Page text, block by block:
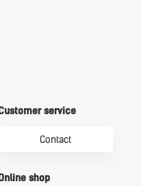
service
Contact
shop